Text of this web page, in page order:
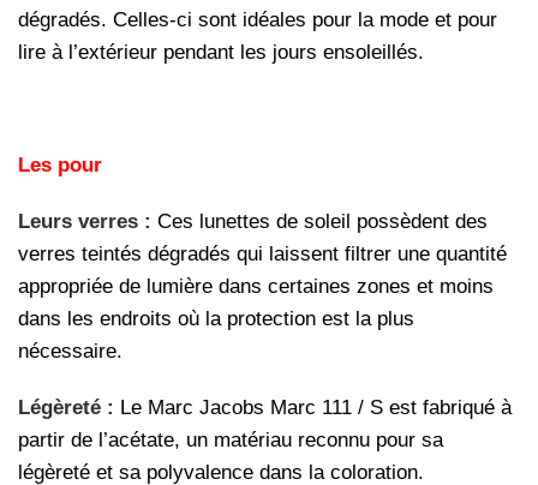
dégradés. Celles-ci sont idéales pour la mode et pour
lire à l’extérieur pendant les jours ensoleillés.
Les pour
Leurs verres : Ces lunettes de soleil possèdent des
verres teintés dégradés qui laissent filtrer une quantité
appropriée de lumière dans certaines zones et moins
dans les endroits où la protection est la plus
nécessaire.
Légèreté : Le Marc Jacobs Marc 111 / S est fabriqué à
partir de l’acétate, un matériau reconnu pour sa
légèreté et sa polyvalence dans la coloration.